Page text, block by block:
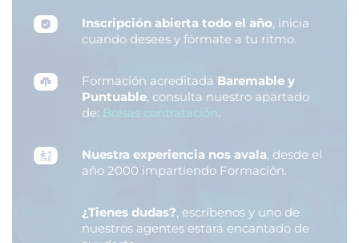
Inscripción abierta todo el año, inicia
cuando desees y fórmate a tu ritmo.
Formación acreditada Baremable y
Puntuable, consulta nuestro apartado
de: Bolsas contratación.
Nuestra experiencia nos avala, desde el
año 2000 impartiendo Formación.
¿Tienes dudas?, escríbenos y uno de
nuestros agentes estará encantado de